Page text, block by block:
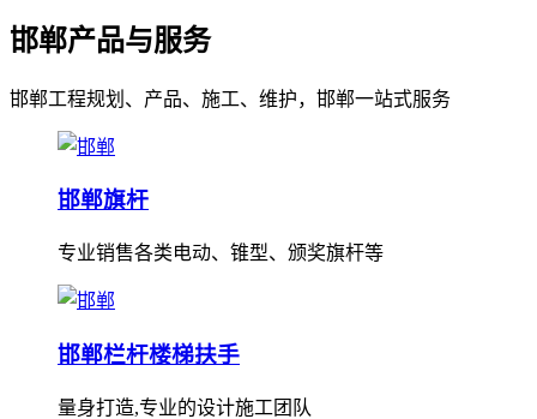
邯郸产品与服务
邯郸工程规划、产品、施工、维护，邯郸一站式服务
邯郸旗杆
专业销售各类电动、锥型、颁奖旗杆等
邯郸栏杆楼梯扶手
量身打造,专业的设计施工团队